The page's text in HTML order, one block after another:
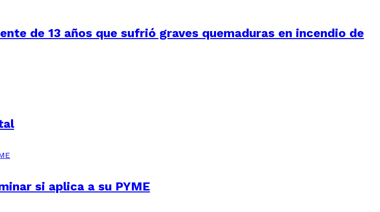
de 13 años que sufrió graves quemaduras en incendio de
si aplica a su PYME